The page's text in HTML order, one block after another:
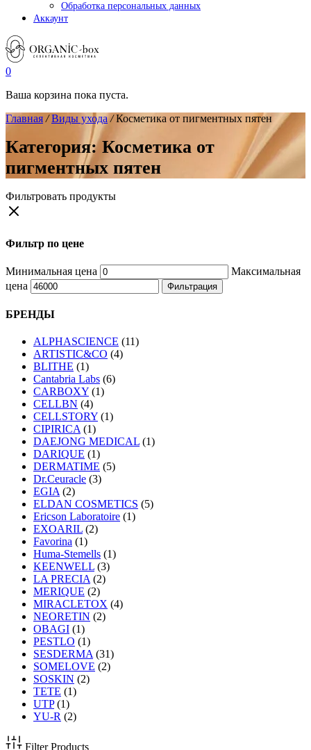
Обработка персональных данных
Аккаунт
0
Ваша корзина пока пуста.
Главная /Виды ухода/Косметика от пигментных пятен
Категория:Косметика от
пигментных пятен
Фильтровать продукты
Фильтр по цене
Минимальная цена
Максимальная
цена
Фильтрация
БРЕНДЫ
ALPHASCIENCE (11)
ARTISTIC&CO (4)
BLITHE (1)
Cantabria Labs (6)
CARBOXY (1)
CELLBN (4)
CELLSTORY (1)
CIPIRICA (1)
DAEJONG MEDICAL (1)
DARIQUE (1)
DERMATIME (5)
Dr.Ceuracle (3)
EGIA (2)
ELDAN COSMETICS (5)
Ericson Laboratoire (1)
EXOARIL (2)
Favorina (1)
Huma-Stemells (1)
KEENWELL (3)
LA PRECIA (2)
MERIQUE (2)
MIRACLETOX (4)
NEORETIN (2)
OBAGI (1)
PESTLO (1)
SESDERMA (31)
SOMELOVE (2)
SOSKIN (2)
TETE (1)
UTP (1)
YU-R (2)
Filter Products